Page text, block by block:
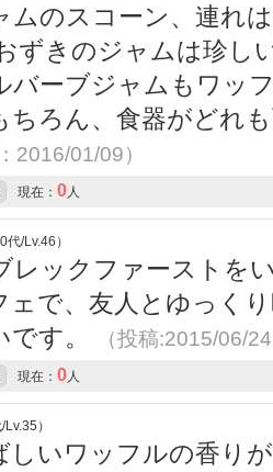
ムのスコーン、連れ
ずきのジャムは珍し
バーブジャムもワッ
ちろん、食器がどれ
01/09）
現在： 0 人
/Lv.46）
レックファーストを
ェで、友人とゆっく
です。
（投稿:2015/06/
現在： 0 人
）
しいワッフルの香り